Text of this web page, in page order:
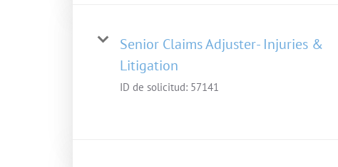
Senior Claims Adjuster- Injuries &
Litigation
ID de solicitud: 57141